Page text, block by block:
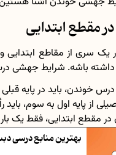
ابتدایی
از مقاطع ابتدایی
داشته باشه. شرایط جهشی
خوندن، باید در پایه
از پایه اول به سوم،
ابتدایی، فقط یک‌ بار
بهترین منابع درسی